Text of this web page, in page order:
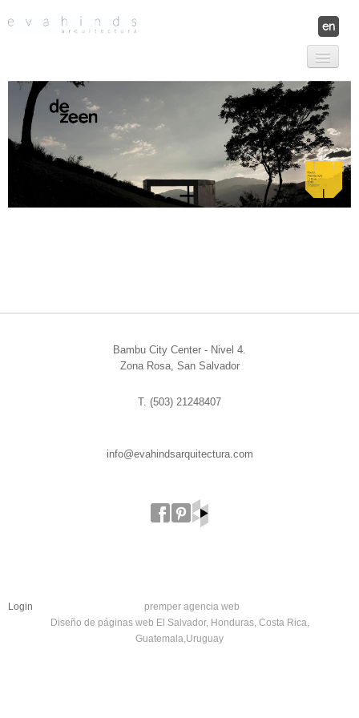
en
Proyectos
Contáctanos
Nosotros
Nuestro Equipo
Premios y Publicaciones
Bambu City Center - Nivel 4.
Zona Rosa, San Salvador
T. (503) 21248407
info@evahindsarquitectura.com
Login
premper agencia web
Diseño de páginas web El Salvador, Honduras, Costa Rica,
Guatemala,Uruguay